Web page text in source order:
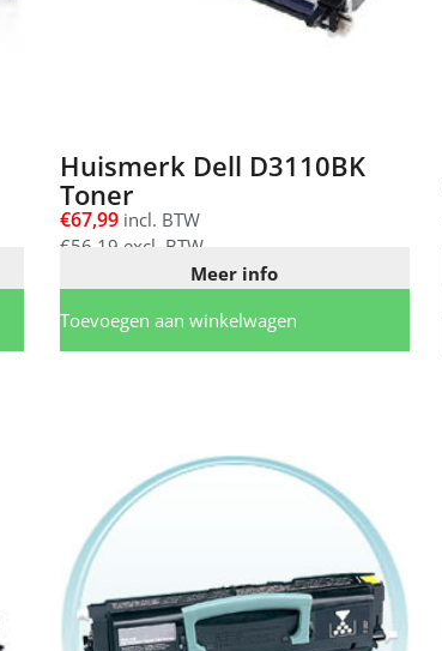
Huismerk Dell D3110BK
Toner
€67,99incl. BTW
€56,19 excl. BTW
Meer info
Toevoegen aan winkelwagen